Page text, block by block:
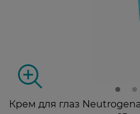
Крем для глаз